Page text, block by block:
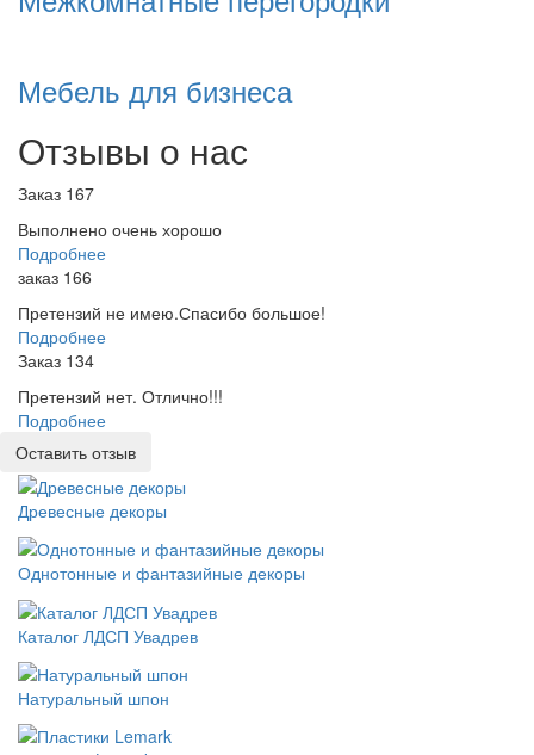
Мебель для бизнеса
Отзывы о нас
Заказ 167
Выполнено очень хорошо
Подробнее
заказ 166
Претензий не имею.Спасибо большое!
Подробнее
Заказ 134
Претензий нет. Отлично!!!
Подробнее
Оставить отзыв
Древесные декоры
Однотонные и фантазийные декоры
Каталог ЛДСП Увадрев
Натуральный шпон